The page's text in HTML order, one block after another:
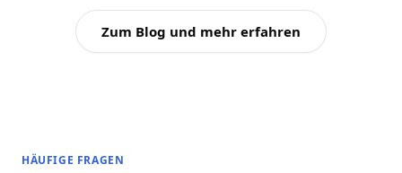
Zum Blog und mehr erfahren
HÄUFIGE FRAGEN